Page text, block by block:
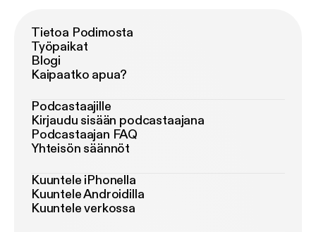
Tietoa Podimosta
Työpaikat
Blogi
Kaipaatko apua?
Podcastaajille
Kirjaudu sisään podcastaajana
Podcastaajan FAQ
Yhteisön säännöt
Kuuntele iPhonella
Kuuntele Androidilla
Kuuntele verkossa